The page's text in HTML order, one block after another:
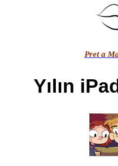
Pret a
Yılın